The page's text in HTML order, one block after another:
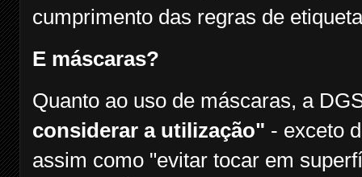
cumprimento das regras de
E máscaras?
Quanto ao uso de máscaras, a
considerar a utilização" - exceto
assim como "evitar tocar em